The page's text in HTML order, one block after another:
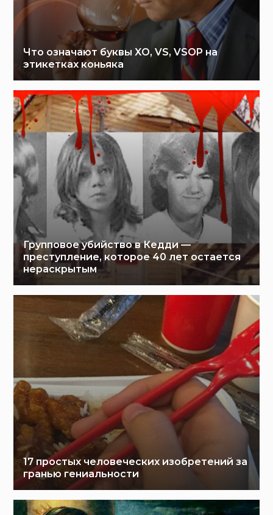
Что означают буквы XO, VS, VSOP на
этикетках коньяка
Групповое убийство в Кедди —
преступление, которое 40 лет остается
нераскрытым
17 простых человеческих изобретений за
гранью гениальности